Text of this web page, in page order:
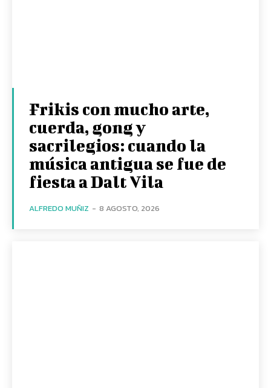
Frikis con mucho arte,
cuerda, gong y
sacrilegios: cuando la
música antigua se fue de
fiesta a Dalt Vila
ALFREDO MUÑIZ - 8 AGOSTO, 2026